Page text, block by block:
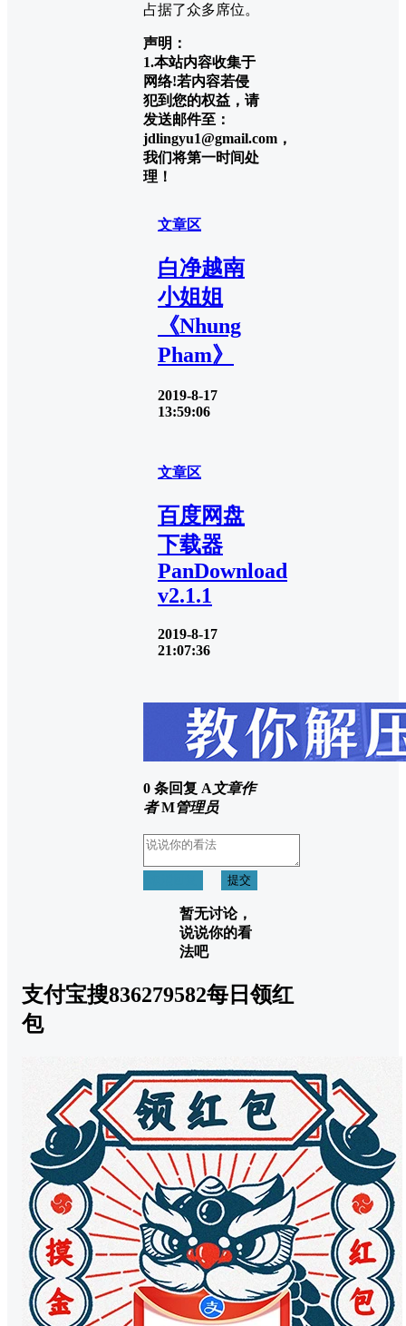
占据了众多席位。
声明：
1.本站内容收集于
网络!若内容若侵
犯到您的权益，请
发送邮件至：
jdlingyu1@gmail.com，
我们将第一时间处
理！
文章区
白净越南
小姐姐
《Nhung
Pham》
2019-8-17
13:59:06
文章区
百度网盘
下载器
PanDownload
v2.1.1
2019-8-17
21:07:36
0 条回复 A文章作
者 M管理员
提交
暂无讨论，
说说你的看
法吧
支付宝搜836279582每日领红
包